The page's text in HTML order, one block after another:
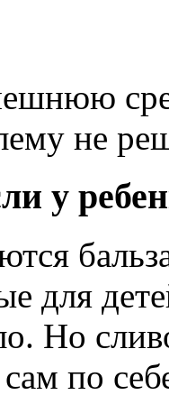
не
у
для
Но
по